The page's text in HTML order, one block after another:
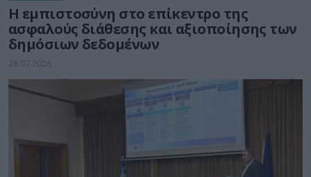
Η εμπιστοσύνη στο επίκεντρο της
ασφαλούς διάθεσης και αξιοποίησης των
δημόσιων δεδομένων
28.07.2026